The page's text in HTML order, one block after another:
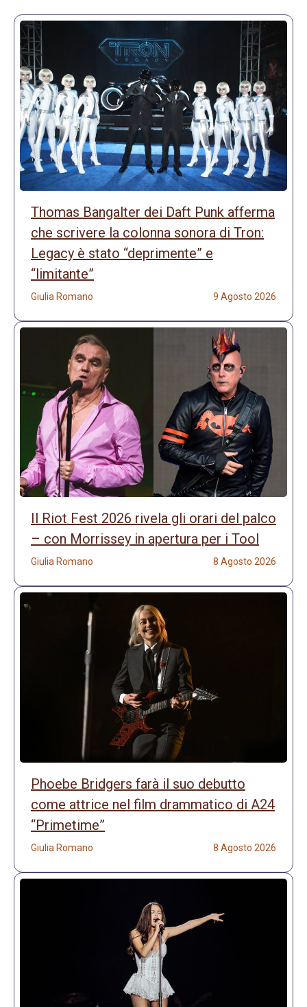
Thomas Bangalter dei Daft Punk afferma
che scrivere la colonna sonora di Tron:
Legacy è stato “deprimente” e
“limitante”
Giulia Romano 9 Agosto 2026
Il Riot Fest 2026 rivela gli orari del palco
– con Morrissey in apertura per i Tool
Giulia Romano 8 Agosto 2026
Phoebe Bridgers farà il suo debutto
come attrice nel film drammatico di A24
“Primetime”
Giulia Romano 8 Agosto 2026